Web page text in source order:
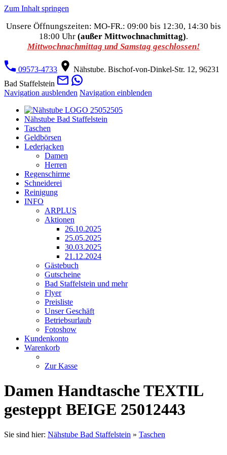
Zum Inhalt springen
Unsere Öffnungszeiten: MO-FR.: 09:00 bis 12:30, 14:30 bis
18:00 Uhr (außer Mittwochnachmittag).
Mittwochnachmittag und Samstag geschlossen!
09573-4733
Nähstube. Bischof-von-Dinkel-Str. 12, 96231
Bad Staffelstein
Navigation ausblenden Navigation einblenden
Nähstube Bad Staffelstein
Taschen
Geldbörsen
Lederjacken
Damen
Herren
Regenschirme
Schneiderei
Reinigung
INFO
ARPLUS
Aktionen
26.10.2025
25.05.2025
30.03.2025
21.12.2024
Gästebuch
Gutscheine
Bad Staffelstein und mehr
Flyer
Preisliste
Unser Geschäft
Betriebsurlaub
Fotoshow
Kundenkonto
Warenkorb
Zur Kasse
Damen Handtasche TEXTIL
gesteppt BEIGE 25012443
Sie sind hier: Nähstube Bad Staffelstein » Taschen